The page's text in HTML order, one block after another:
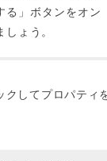
る」ボタンをオン
ょう。
クしてプロパティ